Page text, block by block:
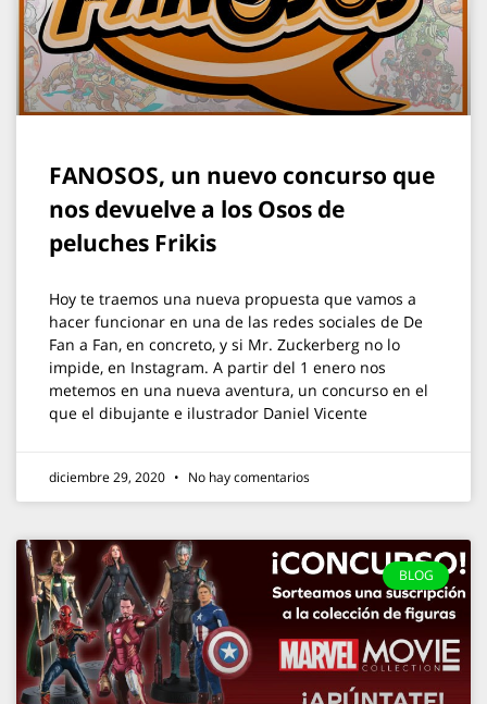
FANOSOS, un nuevo concurso que
nos devuelve a los Osos de
peluches Frikis
Hoy te traemos una nueva propuesta que vamos a
hacer funcionar en una de las redes sociales de De
Fan a Fan, en concreto, y si Mr. Zuckerberg no lo
impide, en Instagram. A partir del 1 enero nos
metemos en una nueva aventura, un concurso en el
que el dibujante e ilustrador Daniel Vicente
diciembre 29, 2020 No hay comentarios
BLOG